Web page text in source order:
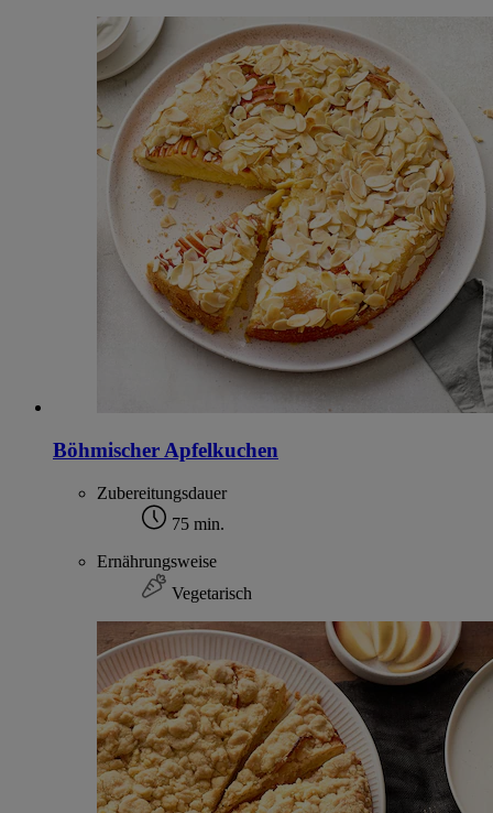
Böhmischer Apfelkuchen
Zubereitungsdauer
75 min.
Ernährungsweise
Vegetarisch